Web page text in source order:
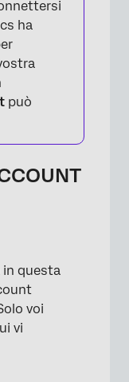
ha
può
in questa
voi
vi